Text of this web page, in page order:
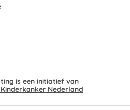
is een initiatief van
Nederland